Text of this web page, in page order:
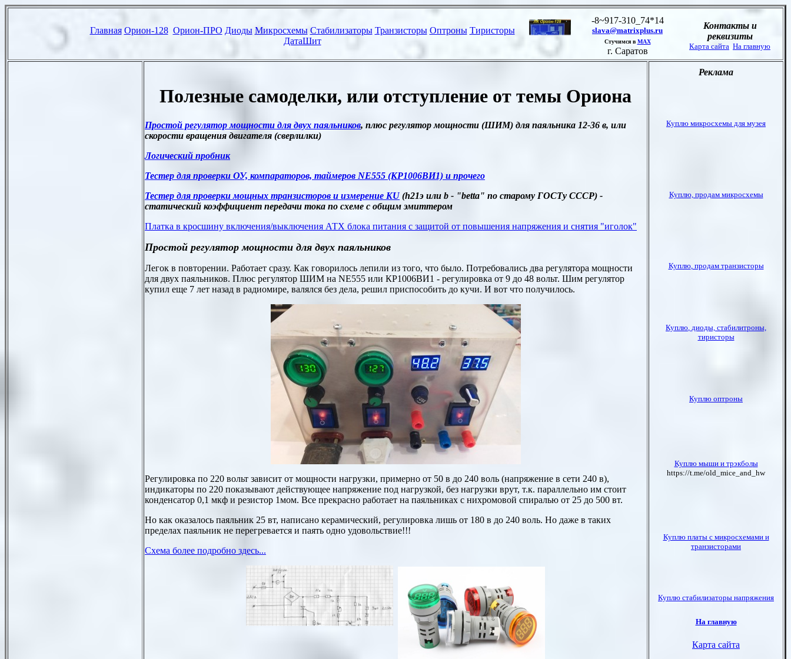
Полезные самоделки, или отступление от темы Ориона
Простой регулятор мощности для двух паяльников, плюс регулятор мощности (ШИМ) для паяльника 12-36 в, или
скорости вращения двигателя (сверлилки)
Логический пробник
Тестер для проверки ОУ, компараторов, таймеров NE555 (КР1006ВИ1) и прочего
Тестер для проверки мощных транзисторов и измерение KU(h21э или b - "betta" по старому ГОСТу СССР) -
статический коэффициент передачи тока по схеме с общим эмиттером
Платка в кросшину включения/выключения АТХ блока питания с защитой от повышения напряжения и снятия "иголок"
Простой регулятор мощности для двух паяльников
Легок в повторении. Работает сразу. Как говорилось лепили из того, что было. Потребовались два регулятора мощности
для двух паяльников. Плюс регулятор ШИМ на NE555 или КР1006ВИ1 - регулировка от 9 до 48 вольт. Шим регулятор
купил еще 7 лет назад в радиомире, валялся без дела, решил приспособить до кучи. И вот что получилось.
Регулировка по 220 вольт зависит от мощности нагрузки, примерно от 50 в до 240 воль (напряжение в сети 240 в),
индикаторы по 220 показывают действующее напряжение под нагрузкой, без нагрузки врут, т.к. параллельно им стоит
конденсатор 0,1 мкф и резистор 1мом. Все прекрасно работает на паяльниках с нихромовой спиралью от 25 до 500 вт.
Но как оказалось паяльник 25 вт, написано керамический, регулировка лишь от 180 в до 240 воль. Но даже в таких
пределах паяльник не перегревается и паять одно удовольствие!!!
Схема более подробно здесь...